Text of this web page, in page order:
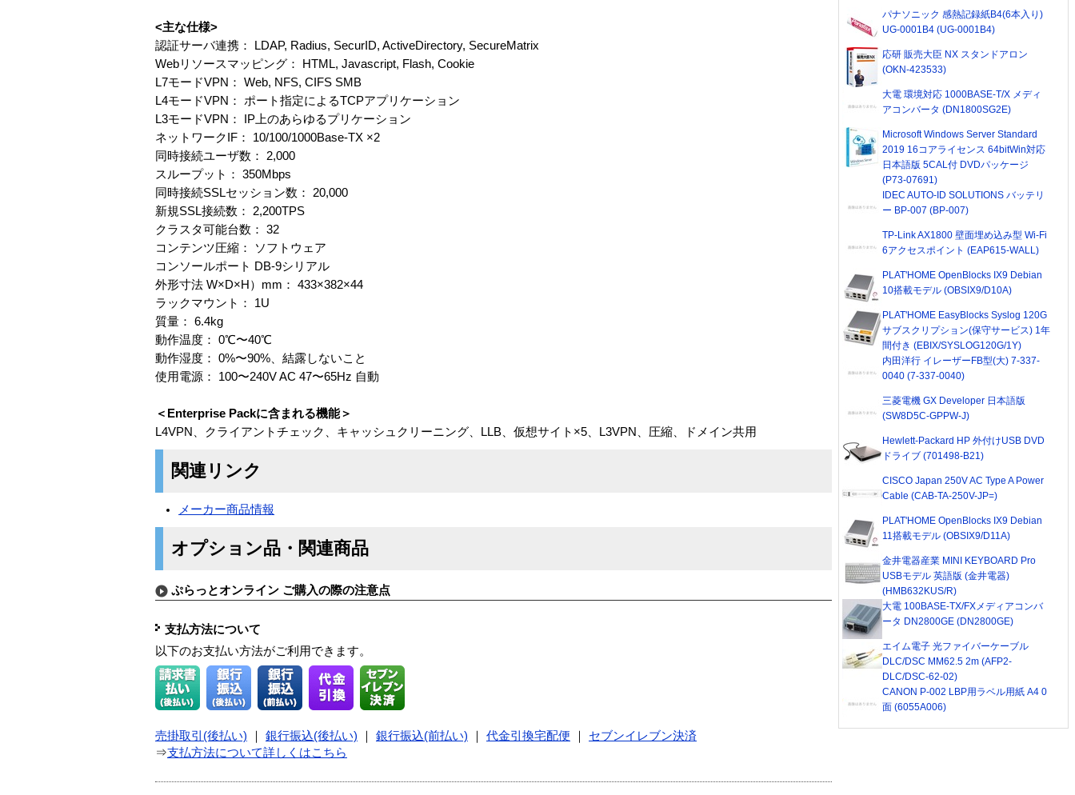
<主な仕様>
認証サーバ連携： LDAP, Radius, SecurID, ActiveDirectory, SecureMatrix
Webリソースマッピング： HTML, Javascript, Flash, Cookie
L7モードVPN： Web, NFS, CIFS SMB
L4モードVPN： ポート指定によるTCPアプリケーション
L3モードVPN： IP上のあらゆるプリケーション
ネットワークIF： 10/100/1000Base-TX ×2
同時接続ユーザ数： 2,000
スループット： 350Mbps
同時接続SSLセッション数： 20,000
新規SSL接続数： 2,200TPS
クラスタ可能台数： 32
コンテンツ圧縮： ソフトウェア
コンソールポート DB-9シリアル
外形寸法 W×D×H）mm： 433×382×44
ラックマウント： 1U
質量： 6.4kg
動作温度： 0℃〜40℃
動作湿度： 0%〜90%、結露しないこと
使用電源： 100〜240V AC 47〜65Hz 自動
＜Enterprise Packに含まれる機能＞
L4VPN、クライアントチェック、キャッシュクリーニング、LLB、仮想サイト×5、L3VPN、圧縮、ドメイン共用
関連リンク
メーカー商品情報
オプション品・関連商品
ぷらっとオンライン ご購入の際の注意点
支払方法について
以下のお支払い方法がご利用できます。
売掛取引(後払い) 銀行振込(後払い) 銀行振込(前払い) 代金引換宅配便
セブンイレブン決済
⇒支払方法について詳しくはこちら
パナソニック 感熱記録紙B4(6本入り)
UG-0001B4 (UG-0001B4)
応研 販売大臣 NX スタンドアロン
(OKN-423533)
大電 環境対応 1000BASE-T/X メディ
アコンバータ (DN1800SG2E)
Microsoft Windows Server Standard
2019 16コアライセンス 64bitWin対応
日本語版 5CAL付 DVDパッケージ
(P73-07691)
IDEC AUTO-ID SOLUTIONS バッテリ
ー BP-007 (BP-007)
TP-Link AX1800 壁面埋め込み型 Wi-Fi
6アクセスポイント (EAP615-WALL)
PLAT'HOME OpenBlocks IX9 Debian
10搭載モデル (OBSIX9/D10A)
PLAT'HOME EasyBlocks Syslog 120G
サブスクリプション(保守サービス) 1年
間付き (EBIX/SYSLOG120G/1Y)
内田洋行 イレーザーFB型(大) 7-337-
0040 (7-337-0040)
三菱電機 GX Developer 日本語版
(SW8D5C-GPPW-J)
Hewlett-Packard HP 外付けUSB DVD
ドライブ (701498-B21)
CISCO Japan 250V AC Type A Power
Cable (CAB-TA-250V-JP=)
PLAT'HOME OpenBlocks IX9 Debian
11搭載モデル (OBSIX9/D11A)
金井電器産業 MINI KEYBOARD Pro
USBモデル 英語版 (金井電器)
(HMB632KUS/R)
大電 100BASE-TX/FXメディアコンバ
ータ DN2800GE (DN2800GE)
エイム電子 光ファイバーケーブル
DLC/DSC MM62.5 2m (AFP2-
DLC/DSC-62-02)
CANON P-002 LBP用ラベル用紙 A4 0
面 (6055A006)